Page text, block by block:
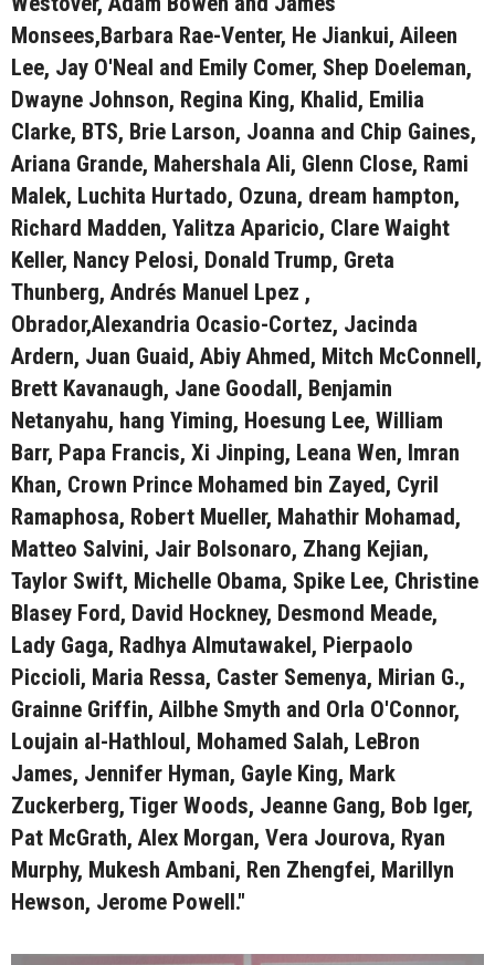
Monsees,Barbara Rae-Venter, He Jiankui, Aileen
Lee, Jay O'Neal and Emily Comer, Shep Doeleman,
Dwayne Johnson, Regina King, Khalid, Emilia
Clarke, BTS, Brie Larson, Joanna and Chip Gaines,
Ariana Grande, Mahershala Ali, Glenn Close, Rami
Malek, Luchita Hurtado, Ozuna, dream hampton,
Richard Madden, Yalitza Aparicio, Clare Waight
Keller, Nancy Pelosi, Donald Trump, Greta
Thunberg, Andrés Manuel Lpez ,
Obrador,Alexandria Ocasio-Cortez, Jacinda
Ardern, Juan Guaid, Abiy Ahmed, Mitch McConnell,
Brett Kavanaugh, Jane Goodall, Benjamin
Netanyahu, hang Yiming, Hoesung Lee, William
Barr, Papa Francis, Xi Jinping, Leana Wen, Imran
Khan, Crown Prince Mohamed bin Zayed, Cyril
Ramaphosa, Robert Mueller, Mahathir Mohamad,
Matteo Salvini, Jair Bolsonaro, Zhang Kejian,
Taylor Swift, Michelle Obama, Spike Lee, Christine
Blasey Ford, David Hockney, Desmond Meade,
Lady Gaga, Radhya Almutawakel, Pierpaolo
Piccioli, Maria Ressa, Caster Semenya, Mirian G.,
Grainne Griffin, Ailbhe Smyth and Orla O'Connor,
Loujain al-Hathloul, Mohamed Salah, LeBron
James, Jennifer Hyman, Gayle King, Mark
Zuckerberg, Tiger Woods, Jeanne Gang, Bob Iger,
Pat McGrath, Alex Morgan, Vera Jourova, Ryan
Murphy, Mukesh Ambani, Ren Zhengfei, Marillyn
Hewson, Jerome Powell."